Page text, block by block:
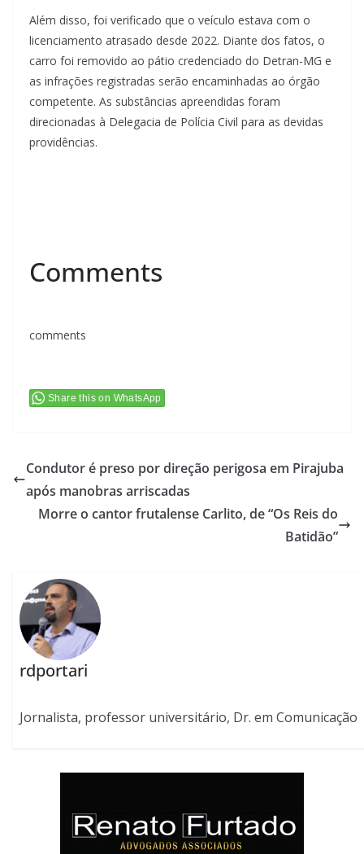
Além disso, foi verificado que o veículo estava com o
licenciamento atrasado desde 2022. Diante dos fatos, o
carro foi removido ao pátio credenciado do Detran-MG e
as infrações registradas serão encaminhadas ao órgão
competente. As substâncias apreendidas foram
direcionadas à Delegacia de Polícia Civil para as devidas
providências.
Comments
comments
Share this on WhatsApp
Condutor é preso por direção perigosa em Pirajuba
após manobras arriscadas
Morre o cantor frutalense Carlito, de “Os Reis do
Batidão”
rdportari
Jornalista, professor universitário, Dr. em Comunicação